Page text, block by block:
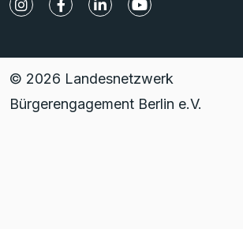
© 2026 Landesnetzwerk
Bürgerengagement Berlin e.V.